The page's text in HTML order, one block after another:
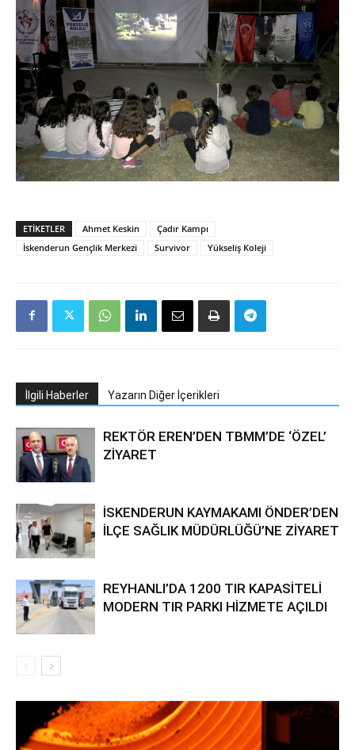
ETIKETLER Ahmet Keskin
Çadır Kampı
İskenderun Gençlik Merkezi
Survivor Yükseliş Koleji
İlgili Haberler Yazarın Diğer İçerikleri
REKTÖR EREN’DEN TBMM’DE ‘ÖZEL’
ZİYARET
İSKENDERUN KAYMAKAMI ÖNDER’DEN
İLÇE SAĞLIK MÜDÜRLÜĞÜ’NE ZİYARET
REYHANLI’DA 1200 TIR KAPASİTELİ
MODERN TIR PARKI HİZMETE AÇILDI